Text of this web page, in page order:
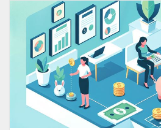
jednoduše a prakticky.